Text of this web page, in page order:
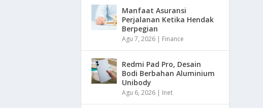
Manfaat Asuransi
Perjalanan Ketika Hendak
Berpegian
Agu 7, 2026 | Finance
Redmi Pad Pro, Desain
Bodi Berbahan Aluminium
Unibody
Agu 6, 2026 | Inet